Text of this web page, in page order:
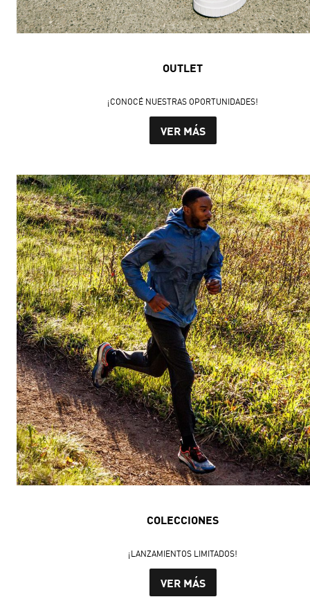
OUTLET
¡CONOCÉ NUESTRAS OPORTUNIDADES!
VER MÁS
COLECCIONES
¡LANZAMIENTOS LIMITADOS!
VER MÁS